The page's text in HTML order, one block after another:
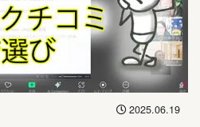
2025.06.19